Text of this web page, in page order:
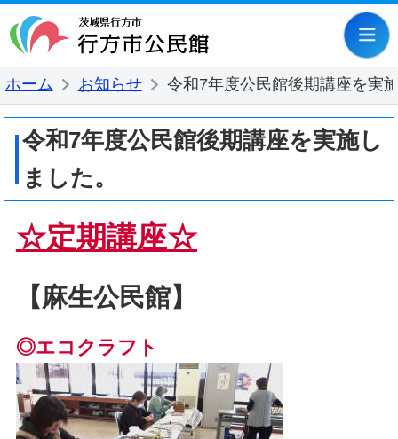
行方市公
ホーム お知らせ 令和7年度公民館後期講座を実
令和7年度公民館後期講座を実施し
ました。
☆定期講座☆
【麻生公民館】
◎エコクラフト